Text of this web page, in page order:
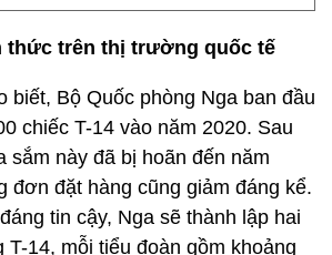
thức trên thị trường quốc tế
biết, Bộ Quốc phòng Nga ban đầu
chiếc T-14 vào năm 2020. Sau
sắm này đã bị hoãn đến năm
đơn đặt hàng cũng giảm đáng kể.
tin cậy, Nga sẽ thành lập hai
T-14, mỗi tiểu đoàn gồm khoảng